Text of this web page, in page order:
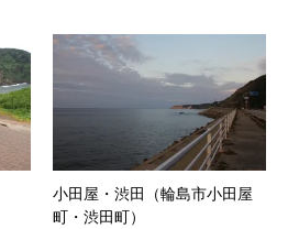
小田屋・渋田（輪島市小田屋
町・渋田町）